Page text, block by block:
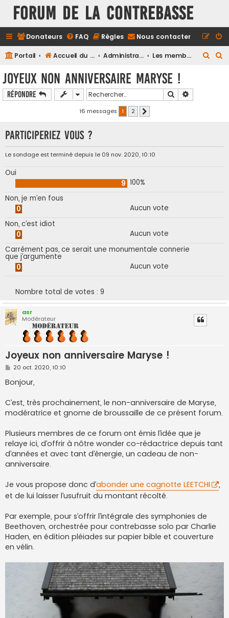
FORUM DE LA CONTREBASSE
Donateurs FAQ Règles Nous contacter
Portail Accueil du forum Administration Les membres du forum
h
h
Joyeux non anniversaire Maryse !
Répondre Rechercher
16 messages 1 2
Participeriez vous ?
Le sondage est terminé depuis le 09 nov. 2020, 10:10
Oui
9 100%
Non, je m’en fous
0
Aucun vote
Non, c’est idiot
0
Aucun vote
Carrément pas, ce serait une monumentale connerie
que j’argumente
0
Aucun vote
Nombre total de votes : 9
asr
Modérateur
Joyeux non anniversaire Maryse !
M
s
s
g
e
20 oct. 2020, 10:10
Bonjour,
C’est, très prochainement, le non-anniversaire de Maryse,
modératrice et gnome de broussaille de ce présent forum.
Plusieurs membres de ce forum ont émis l’idée que je
relaye ici, d’offrir à nôtre wonder co-rédactrice depuis tant
d’années et avec tant d’énergie, un cadeau de non-
anniversaire.
Je vous propose donc d’abonder une cagnotte LEETCHI
,
et de lui laisser l’usufruit du montant récolté.
Par exemple, pour s’offrir l’intégrale des symphonies de
Beethoven, orchestrée pour contrebasse solo par Charlie
Haden, en édition pléiades sur papier bible et couverture
en vélin.